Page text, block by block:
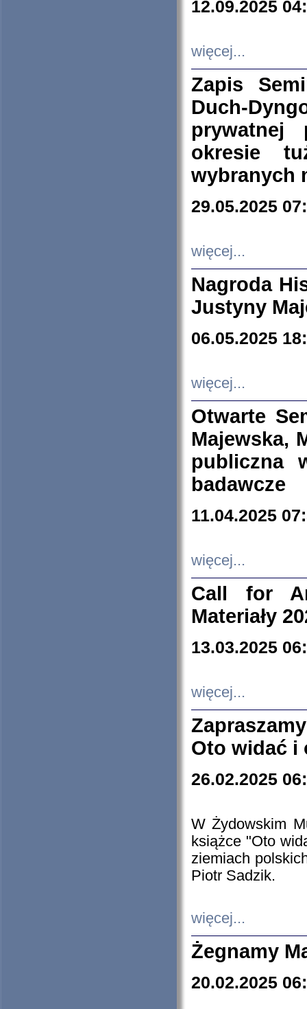
12.09.2025
więcej...
Zapis
Duch-
prywatnej
okresie
wybranych
29.05.2025
więcej...
Nagroda
Justyny
06.05.2025
więcej...
Otwarte
Majewska,
publiczna
badawcze
11.04.2025
więcej...
Call for
Materiały
13.03.2025
więcej...
Oto widać i
26.02.2025
W Żydowskim
książce "Oto
ziemiach
Piotr Sadzik.
więcej...
Żegnamy
20.02.2025